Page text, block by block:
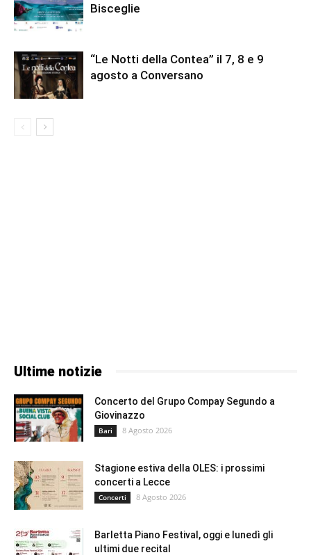
Bisceglie
“Le Notti della Contea” il 7, 8 e 9
agosto a Conversano
Ultime notizie
Concerto del Grupo Compay Segundo a
Giovinazzo
Bari 8 Agosto 2026
Stagione estiva della OLES: i prossimi
concerti a Lecce
Concerti 8 Agosto 2026
Barletta Piano Festival, oggi e lunedì gli
ultimi due recital